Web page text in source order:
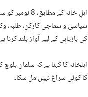
سیاسی و سماجی کارکن، طلبہ،
کی بازیابی کے لیے آواز بلند کرنا
کا کوئی سراغ نہیں مل سکا۔